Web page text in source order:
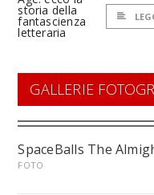
GALLERIE
SpaceBalls The
FOTO